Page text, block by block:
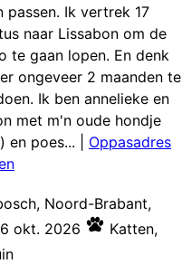
passen. Ik vertrek 17
naar Lissabon om de
te gaan lopen. En denk
ongeveer 2 maanden te
Ik ben annelieke en
met m'n oude hondje
en poes...
Oppasadres
Noord-Brabant,
okt. 2026 Katten,